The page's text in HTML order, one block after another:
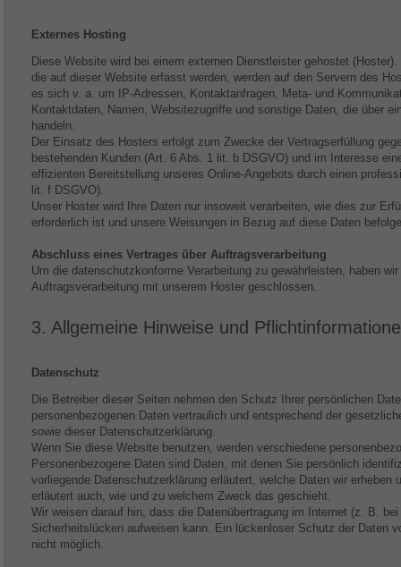
Externes Hosting
Diese Website wird bei einem externen Dienstleister gehostet
die auf dieser Website erfasst werden, werden auf den Servern des
es sich v. a. um IP-Adressen, Kontaktanfragen, Meta- und
Kontaktdaten, Namen, Websitezugriffe und sonstige Daten, die über
handeln.
Der Einsatz des Hosters erfolgt zum Zwecke der Vertragserfüllung
bestehenden Kunden (Art. 6 Abs. 1 lit. b DSGVO) und im Interesse
effizienten Bereitstellung unseres Online-Angebots durch einen
lit. f DSGVO).
Unser Hoster wird Ihre Daten nur insoweit verarbeiten, wie dies zur
erforderlich ist und unsere Weisungen in Bezug auf diese Daten
Abschluss eines Vertrages über Auftragsverarbeitung
Um die datenschutzkonforme Verarbeitung zu gewährleisten, haben
Auftragsverarbeitung mit unserem Hoster geschlossen.
3. Allgemeine Hinweise und
Datenschutz
Die Betreiber dieser Seiten nehmen den Schutz Ihrer persönlichen
personenbezogenen Daten vertraulich und entsprechend der
sowie dieser Datenschutzerklärung.
Wenn Sie diese Website benutzen, werden verschiedene
Personenbezogene Daten sind Daten, mit denen Sie persönlich
vorliegende Datenschutzerklärung erläutert, welche Daten wir erheben
erläutert auch, wie und zu welchem Zweck das geschieht.
Wir weisen darauf hin, dass die Datenübertragung im Internet (z. B.
Sicherheitslücken aufweisen kann. Ein lückenloser Schutz der Daten
nicht möglich.